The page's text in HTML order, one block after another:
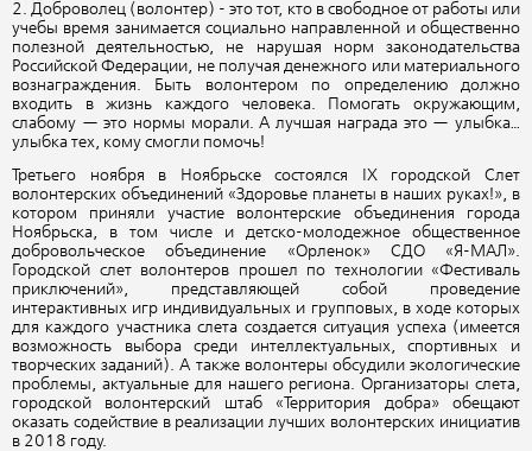
2. Доброволец (волонтер) - это тот, кто в свободное от работы или
учебы время занимается социально направленной и общественно
полезной деятельностью, не нарушая норм законодательства
Российской Федерации, не получая денежного или материального
вознаграждения. Быть волонтером по определению должно
входить в жизнь каждого человека. Помогать окружающим,
слабому — это нормы морали. А лучшая награда это — улыбка…
улыбка тех, кому смогли помочь!
Третьего ноября в Ноябрьске состоялся IX городской Слет
волонтерских объединений «Здоровье планеты в наших руках!», в
котором приняли участие волонтерские объединения города
Ноябрьска, в том числе и детско-молодежное общественное
добровольческое объединение «Орленок» СДО «Я-МАЛ».
Городской слет волонтеров прошел по технологии «Фестиваль
приключений», представляющей собой проведение
интерактивных игр индивидуальных и групповых, в ходе которых
для каждого участника слета создается ситуация успеха (имеется
возможность выбора среди интеллектуальных, спортивных и
творческих заданий). А также волонтеры обсудили экологические
проблемы, актуальные для нашего региона. Организаторы слета,
городской волонтерский штаб «Территория добра» обещают
оказать содействие в реализации лучших волонтерских инициатив
в 2018 году.